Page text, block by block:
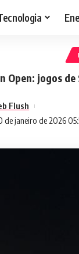
Open: jogos
janeiro de 2026
Flush